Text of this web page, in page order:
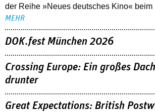
der Reihe »Neues deutsches Kino« beim
MEHR
DOK.fest München 2026
Crossing Europe: Ein großes
drunter
Great Expectations: British